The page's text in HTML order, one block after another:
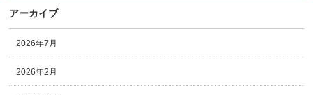
アーカイブ
2026年7月
2026年2月